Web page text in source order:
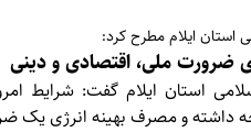
استان ایلام مطرح کرد:
ضرورت ملی، اقتصادی و دینی
استان ایلام گفت: شرایط
داشته و مصرف بهینه انرژی یک